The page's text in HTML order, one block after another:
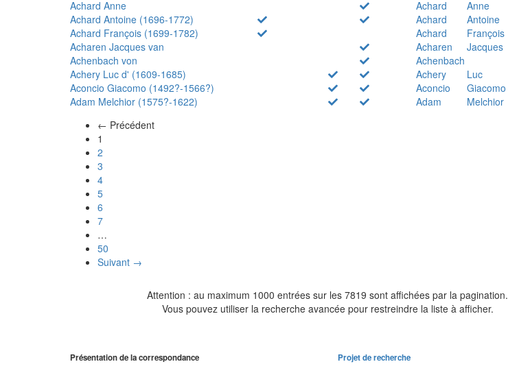
Achard Anne
Achard
Anne
Achard Antoine (1696-1772)
Achard
Antoine
Achard François (1699-1782)
Achard
François
Acharen Jacques van
Acharen
Jacques
Achenbach von
Achenbach
Achery Luc d' (1609-1685)
Achery
Luc
Aconcio Giacomo (1492?-1566?)
Aconcio
Giacomo
Adam Melchior (1575?-1622)
Adam
Melchior
← Précédent
1
2
3
4
5
6
7
…
50
Suivant →
Attention : au maximum 1000 entrées sur les 7819 sont affichées par la pagination.
Vous pouvez utiliser la recherche avancée pour restreindre la liste à afficher.
Présentation de la correspondance Projet de recherche